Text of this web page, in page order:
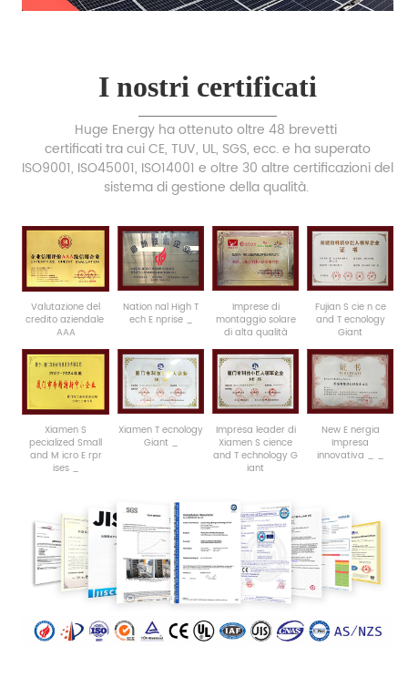
I nostri certificati
Huge Energy ha ottenuto oltre 48 brevetti
certificati tra cui CE, TUV, UL, SGS, ecc. e ha superato
ISO9001, ISO45001, ISO14001 e oltre 30 altre certificazioni del
sistema di gestione della qualità.
Valutazione del
credito aziendale
AAA
NationnalHighT
echEnprise _
Impresedi
montaggio solare
di alta qualità
FujianS cience
and Tecnology
Giant
XiamenS
pecialized Small
and M icroErpr
ises _
XiamenTecnology
Giant _
Impresa leaderdi
XiamenS cience
and TechnologyG
iant
NewEnergia
Impresa
innovativa _ _